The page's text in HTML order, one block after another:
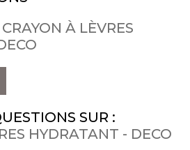
CRAYON À LÈVRES
SUR :
HYDRATANT - DECO